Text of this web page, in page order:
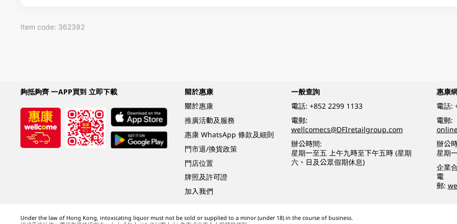
Item code: 362392
夠抵夠齊 一APP買到 立即下載
關於惠康
關於惠康
推廣活動及服務
惠康 WhatsApp 條款及細則
門市退/換貨政策
門店位置
牌照及許可證
加入我們
一般查詢
電話: +852 2299 1133
電郵:
wellcomecs@DFIretailgroup.com
辦公時間:
星期一至五 上午九時至下午五時 (星期
六、日及公眾假期休息)
惠康
電話:
電郵:
辦公
星期
企業
電
郵:
Under the law of Hong Kong, intoxicating liquor must not be sold or supplied to a minor (under 18) in the course of business.